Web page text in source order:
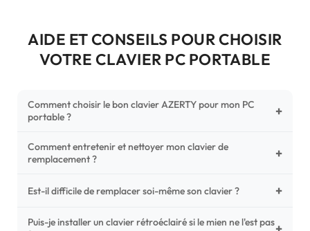
AIDE ET CONSEILS POUR CHOISIR
VOTRE CLAVIER PC PORTABLE
Comment choisir le bon clavier AZERTY pour mon PC
portable ?
+
Pour ne pas vous tromper, vérifiez trois points critiques sur
votre clavier d'origine : la disposition (AZERTY Français), la
photos HD) et l'emplacement des fixations (vis ou clips) au
Comment entretenir et nettoyer mon clavier de
remplacement ?
+
Un entretien régulier prolonge la vie de vos touches.
poussières sous les mécanismes. Pour le nettoyage,
Est-il difficile de remplacer soi-même son clavier ? +
C'est une réparation accessible et très économique ! La
Puis-je installer un clavier rétroéclairé si le mien ne l'est pas